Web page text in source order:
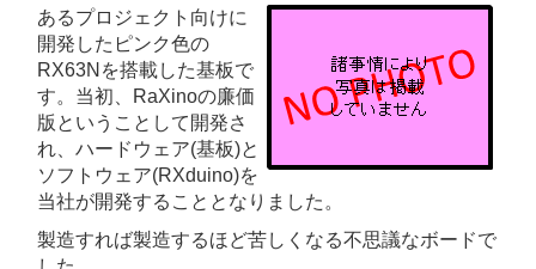
あるプロジェクト向けに
開発したピンク色の
RX63Nを搭載した基板で
す。当初、RaXinoの廉価
版ということして開発さ
れ、ハードウェア(基板)と
ソフトウェア(RXduino)を
当社が開発することとなりました。
製造すれば製造するほど苦しくなる不思議なボードで